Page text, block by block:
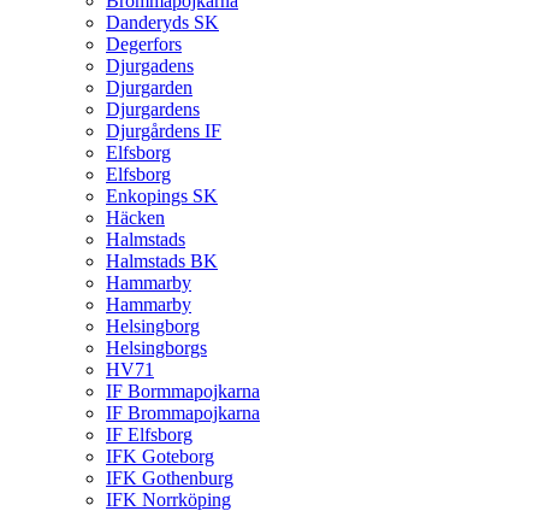
Danderyds SK
Degerfors
Djurgadens
Djurgarden
Djurgardens
Djurgårdens IF
Elfsborg
Elfsborg
Enkopings SK
Häcken
Halmstads
Halmstads BK
Hammarby
Hammarby
Helsingborg
Helsingborgs
HV71
IF Bormmapojkarna
IF Brommapojkarna
IF Elfsborg
IFK Goteborg
IFK Gothenburg
IFK Norrköping